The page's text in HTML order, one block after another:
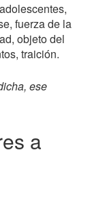
fuerza de la
objeto del
traición.
ese
a